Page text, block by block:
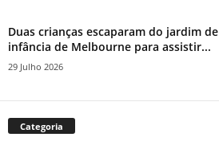
Duas crianças escaparam do jardim de
infância de Melbourne para assistir...
29 Julho 2026
Categoria